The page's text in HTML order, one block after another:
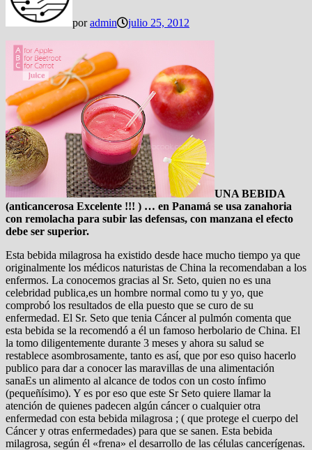
poradmin julio 25, 2012
UNA BEBIDA
(anticancerosa Excelente !!! ) … en Panamá se usa zanahoria
con remolacha para subir las defensas, con manzana el efecto
debe ser superior.
Esta bebida milagrosa ha existido desde hace mucho tiempo ya que
originalmente los médicos naturistas de China la recomendaban a los
enfermos. La conocemos gracias al Sr. Seto, quien no es una
celebridad publica,es un hombre normal como tu y yo, que
comprobó los resultados de ella puesto que se curo de su
enfermedad. El Sr. Seto que tenia Cáncer al pulmón comenta que
esta bebida se la recomendó a él un famoso herbolario de China. El
la tomo diligentemente durante 3 meses y ahora su salud se
restablece asombrosamente, tanto es así, que por eso quiso hacerlo
publico para dar a conocer las maravillas de una alimentación
sanaEs un alimento al alcance de todos con un costo ínfimo
(pequeñísimo). Y es por eso que este Sr Seto quiere llamar la
atención de quienes padecen algún cáncer o cualquier otra
enfermedad con esta bebida milagrosa ; ( que protege el cuerpo del
Cáncer y otras enfermedades) para que se sanen. Esta bebida
milagrosa, según él «frena» el desarrollo de las células cancerígenas.